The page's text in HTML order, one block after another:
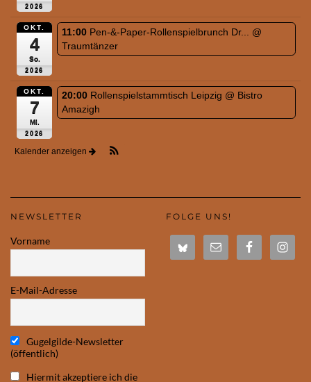
2026
OKT.
4
So.
2026
11:00 Pen-&-Paper-Rollenspielbrunch Dr... @
Traumtänzer
OKT.
7
Mi.
2026
20:00 Rollenspielstammtisch Leipzig @ Bistro
Amazigh
Kalender anzeigen
NEWSLETTER
Vorname
E-Mail-Adresse
Gugelgilde-Newsletter
(öffentlich)
Hiermit akzeptiere ich die
FOLGE UNS!